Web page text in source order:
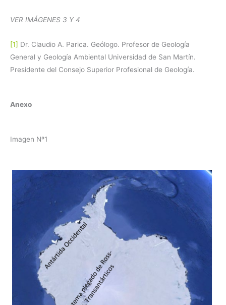
VER IMÁGENES 3 Y 4
[1] Dr. Claudio A. Parica. Geólogo. Profesor de Geología
General y Geología Ambiental Universidad de San Martín.
Presidente del Consejo Superior Profesional de Geología.
Anexo
Imagen Nº1